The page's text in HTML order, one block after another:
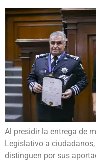
Al presidir la entrega de
Legislativo a
distinguen por sus